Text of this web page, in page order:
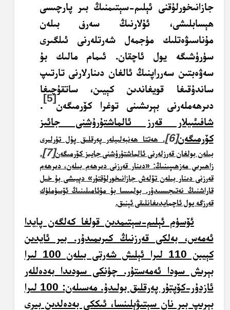
جازانىخورلۇقنى ئېلىم-سېتىمنىڭ بىر پارچىسى
ھېسابلىشى، ئۇلارنىڭ سەرف بىلەن
مۇناسىۋەتلىك مۈجمەل شەرتلەرنى ئىلگىرى
سۈرۈشىگە يول ئاچقان. ئىمام مالىك بۇ
سەۋەبتىن سەرراپنىڭ ئالغان دىنارلارنى تارتىپ
ساندۇقىغا قويغاندىن كېيىن، ساتقۇچىغا
دىرھەملەرنى بېرىشىنى توغرا كۆرمىگەن
[5]
.
شافىئىيلار قەرز ئالماشتۇرۇشنى جائىز
كۆرمىگەن[6]. ھەتتا ھەنبەلىيلەر پەرقلىق پۇل تۈرلىرى
بىلەن بولغان قەرزلەرنى ئالماشتۇرۇشنى جايىز كۆرمىگەن[7]
.
زاھىرىي مەزھىپىنىڭ: «دىنار قەرزنى دىرھەم بىلەن، دىرھەم
قەرزنى دىنار بىلەن تۆلەش جازانىخورلۇقتۇر» دېيىشى بۇ خىل
قاراشنىڭ نەتىجىسىدۇر. بولمىسا بۇ مۇئامىلىنىڭ ئۆسۈملۈك
قەرزگە يول ئاچمايدىغانلىقى ئېنىق.
ئۆسۈم ئېلىم-سېتىمدىن قولغا كەلگەن پايدا
ئەمەس، بەلكى قەرزنىڭ كىرىمىدۇر. بىر ئايدىن
كېيىن 110 لىرا ئېلىش شەرتى بىلەن 100 لىرا
بېرىش سودا ئەمەستۇر. چۈنكى سودىدا بەدەللەر
ئازدۇر-كۆپتۇر پەرقلىق بولىدۇ. مەسىلەن: 100 لىرا
بېرىپ بىر نان سېتىۋېلىنسا، ئىككى بەدەلدىن بىرى